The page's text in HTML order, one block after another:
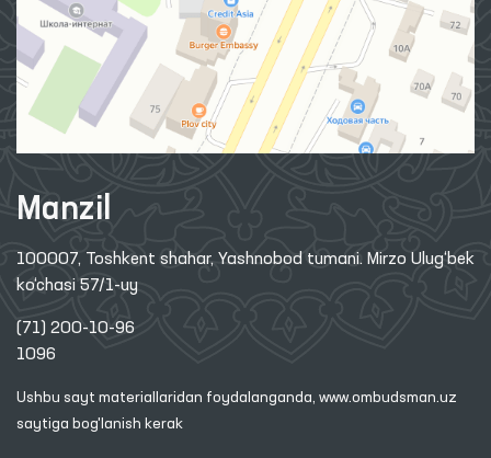
Manzil
100007, Toshkent shahar, Yashnobod tumani. Mirzo Ulug‘bek
ko‘chasi 57/1-uy
(71) 200-10-96
1096
Ushbu sayt materiallaridan foydalanganda, www.ombudsman.uz
saytiga bog'lanish kerak